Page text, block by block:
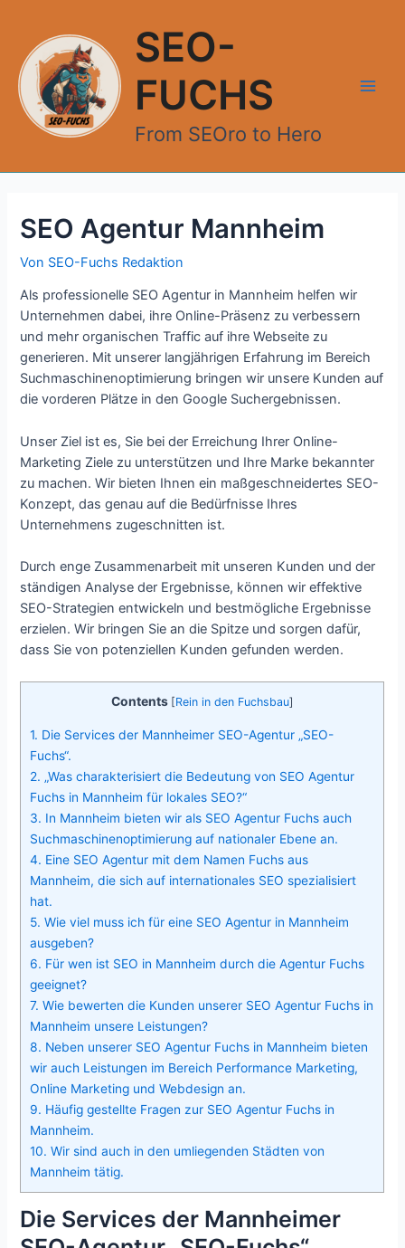
springen
SEO-
FUCHS
From SEOro to Hero
SEO Agentur Mannheim
Von SEO-Fuchs Redaktion
Als professionelle SEO Agentur in Mannheim helfen wir
Unternehmen dabei, ihre Online-Präsenz zu verbessern
und mehr organischen Traffic auf ihre Webseite zu
generieren. Mit unserer langjährigen Erfahrung im Bereich
Suchmaschinenoptimierung bringen wir unsere Kunden auf
die vorderen Plätze in den Google Suchergebnissen.
Unser Ziel ist es, Sie bei der Erreichung Ihrer Online-
Marketing Ziele zu unterstützen und Ihre Marke bekannter
zu machen. Wir bieten Ihnen ein maßgeschneidertes SEO-
Konzept, das genau auf die Bedürfnisse Ihres
Unternehmens zugeschnitten ist.
Durch enge Zusammenarbeit mit unseren Kunden und der
ständigen Analyse der Ergebnisse, können wir effektive
SEO-Strategien entwickeln und bestmögliche Ergebnisse
erzielen. Wir bringen Sie an die Spitze und sorgen dafür,
dass Sie von potenziellen Kunden gefunden werden.
Contents [Rein in den Fuchsbau]
1. Die Services der Mannheimer SEO-Agentur „SEO-
Fuchs“.
2. „Was charakterisiert die Bedeutung von SEO Agentur
Fuchs in Mannheim für lokales SEO?“
3. In Mannheim bieten wir als SEO Agentur Fuchs auch
Suchmaschinenoptimierung auf nationaler Ebene an.
4. Eine SEO Agentur mit dem Namen Fuchs aus
Mannheim, die sich auf internationales SEO spezialisiert
hat.
5. Wie viel muss ich für eine SEO Agentur in Mannheim
ausgeben?
6. Für wen ist SEO in Mannheim durch die Agentur Fuchs
geeignet?
7. Wie bewerten die Kunden unserer SEO Agentur Fuchs in
Mannheim unsere Leistungen?
8. Neben unserer SEO Agentur Fuchs in Mannheim bieten
wir auch Leistungen im Bereich Performance Marketing,
Online Marketing und Webdesign an.
9. Häufig gestellte Fragen zur SEO Agentur Fuchs in
Mannheim.
10. Wir sind auch in den umliegenden Städten von
Mannheim tätig.
Die Services der Mannheimer